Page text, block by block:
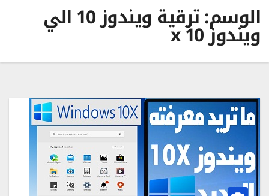
الوسم: ترقية ويندوز 10 الي
ويندوز 10 x